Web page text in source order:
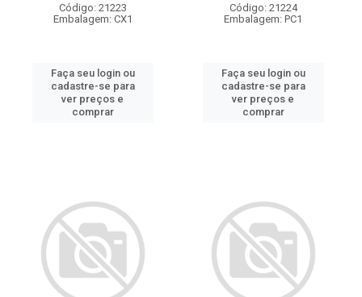
Código: 21223
Embalagem: CX1
Faça seu login ou
cadastre-se para
ver preços e
comprar
Código: 21224
Embalagem: PC1
Faça seu login ou
cadastre-se para
ver preços e
comprar